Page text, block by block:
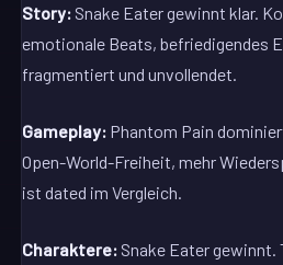
Story: Snake Eater gewinnt klar.
emotionale Beats, befriedigendes
fragmentiert und unvollendet.
Gameplay: Phantom Pain
Open-World-Freiheit, mehr
ist dated im Vergleich.
Charaktere: Snake Eater gewinnt.